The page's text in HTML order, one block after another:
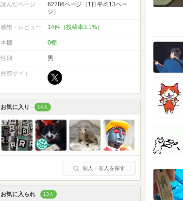
読んだページ
62286ページ（1日平均13ペー
ジ）
感想・レビュー 14件（投稿率3.1%）
本棚 0棚
性別 男
外部サイト
お気に入り 14人
知人・友人を探す
お気に入られ 13人